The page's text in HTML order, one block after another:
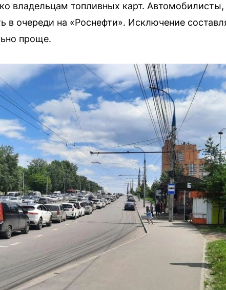
владельцам топливных карт.
в очереди на «Роснефти». Исключение
проще.